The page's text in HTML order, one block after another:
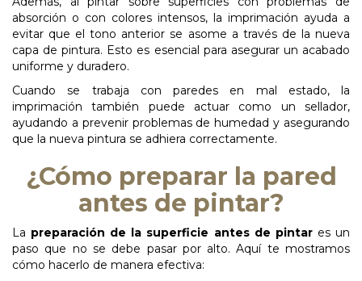
absorción o con colores intensos, la imprimación ayuda a
evitar que el tono anterior se asome a través de la nueva
capa de pintura. Esto es esencial para asegurar un acabado
uniforme y duradero.
Cuando se trabaja con paredes en mal estado, la
imprimación también puede actuar como un sellador,
ayudando a prevenir problemas de humedad y asegurando
que la nueva pintura se adhiera correctamente.
¿Cómo preparar la pared
antes de pintar?
La preparación de la superficie antes de pintar es un
paso que no se debe pasar por alto. Aquí te mostramos
cómo hacerlo de manera efectiva: